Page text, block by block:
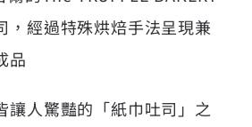
，經過特殊烘焙手法呈現兼
品
讓人驚豔的「紙巾吐司」之